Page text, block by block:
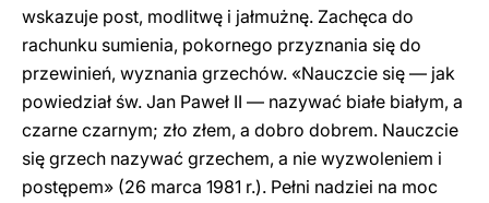
wskazuje post, modlitwę i jałmużnę. Zachęca do
rachunku sumienia, pokornego przyznania się do
przewinień, wyznania grzechów. «Nauczcie się — jak
powiedział św. Jan Paweł II — nazywać białe białym, a
czarne czarnym; zło złem, a dobro dobrem. Nauczcie
się grzech nazywać grzechem, a nie wyzwoleniem i
postępem» (26 marca 1981 r.). Pełni nadziei na moc